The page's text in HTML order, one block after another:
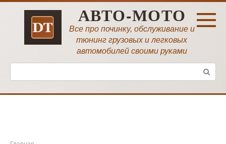
Перейти
АВТО-МОТО
Все про починку, обслуживание и
тюнинг грузовых и легковых
автомобилей своими руками
Поиск: